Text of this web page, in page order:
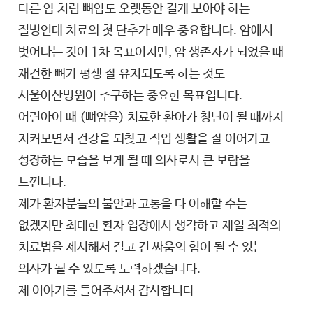
다른 암 처럼 뼈암도 오랫동안 길게 보아야 하는
질병인데 치료의 첫 단추가 매우 중요합니다. 암에서
벗어나는 것이 1차 목표이지만, 암 생존자가 되었을 때
재건한 뼈가 평생 잘 유지되도록 하는 것도
서울아산병원이 추구하는 중요한 목표입니다.
어린아이 때 (뼈암을) 치료한 환아가 청년이 될 때까지
지켜보면서 건강을 되찾고 직업 생활을 잘 이어가고
성장하는 모습을 보게 될 때 의사로서 큰 보람을
느낀니다.
제가 환자분들의 불안과 고통을 다 이해할 수는
없겠지만 최대한 환자 입장에서 생각하고 제일 최적의
치료법을 제시해서 길고 긴 싸움의 힘이 될 수 있는
의사가 될 수 있도록 노력하겠습니다.
제 이야기를 들어주셔서 감사합니다